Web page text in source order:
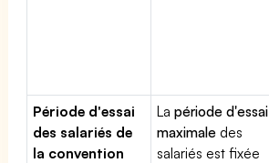
Période d'essai
des salariés de
la convention
Lapériode d'essai
maximale des
salariés est fixée